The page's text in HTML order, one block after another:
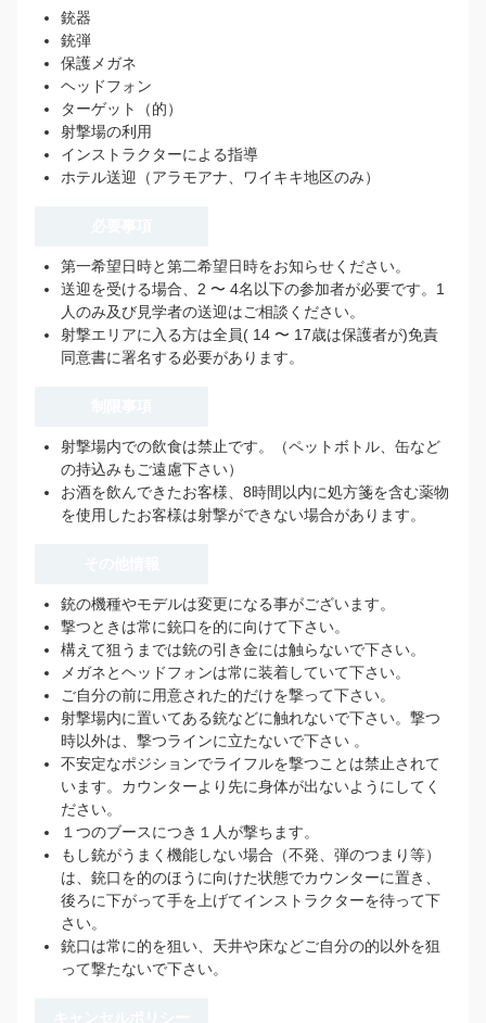
銃器
銃弾
保護メガネ
ヘッドフォン
ターゲット（的）
射撃場の利用
インストラクターによる指導
ホテル送迎（アラモアナ、ワイキキ地区のみ）
第一希望日時と第二希望日時をお知らせください。
送迎を受ける場合、2 〜 4名以下の参加者が必要です。1
人のみ及び見学者の送迎はご相談ください。
射撃エリアに入る方は全員( 14 〜 17歳は保護者が)免責
同意書に署名する必要があります。
射撃場内での飲食は禁止です。（ペットボトル、缶など
の持込みもご遠慮下さい）
お酒を飲んできたお客様、8時間以内に処方箋を含む薬物
を使用したお客様は射撃ができない場合があります。
銃の機種やモデルは変更になる事がございます。
撃つときは常に銃口を的に向けて下さい。
構えて狙うまでは銃の引き金には触らないで下さい。
メガネとヘッドフォンは常に装着していて下さい。
ご自分の前に用意された的だけを撃って下さい。
射撃場内に置いてある銃などに触れないで下さい。撃つ
時以外は、撃つラインに立たないで下さい 。
不安定なポジションでライフルを撃つことは禁止されて
います。カウンターより先に身体が出ないようにしてく
ださい。
１つのブースにつき１人が撃ちます。
もし銃がうまく機能しない場合（不発、弾のつまり等）
は、銃口を的のほうに向けた状態でカウンターに置き、
後ろに下がって手を上げてインストラクターを待って下
さい。
銃口は常に的を狙い、天井や床などご自分の的以外を狙
って撃たないで下さい。